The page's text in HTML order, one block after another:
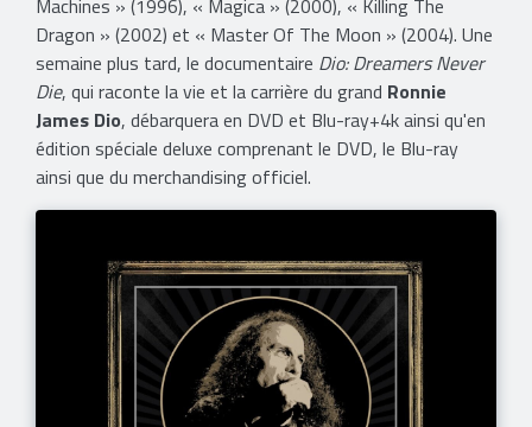
Machines » (1996), « Magica » (2000), « Killing The
Dragon » (2002) et « Master Of The Moon » (2004). Une
semaine plus tard, le documentaire Dio: Dreamers Never
Die, qui raconte la vie et la carrière du grand Ronnie
James Dio, débarquera en DVD et Blu-ray+4k ainsi qu'en
édition spéciale deluxe comprenant le DVD, le Blu-ray
ainsi que du merchandising officiel.